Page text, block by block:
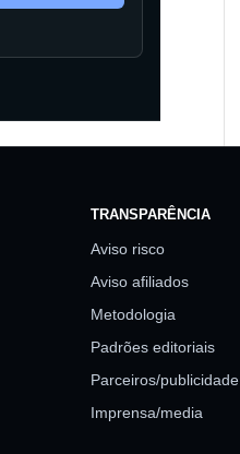
TRANSPARÊNCIA
Aviso risco
Aviso afiliados
Metodologia
Padrões editoriais
Parceiros/publicidade
Imprensa/media